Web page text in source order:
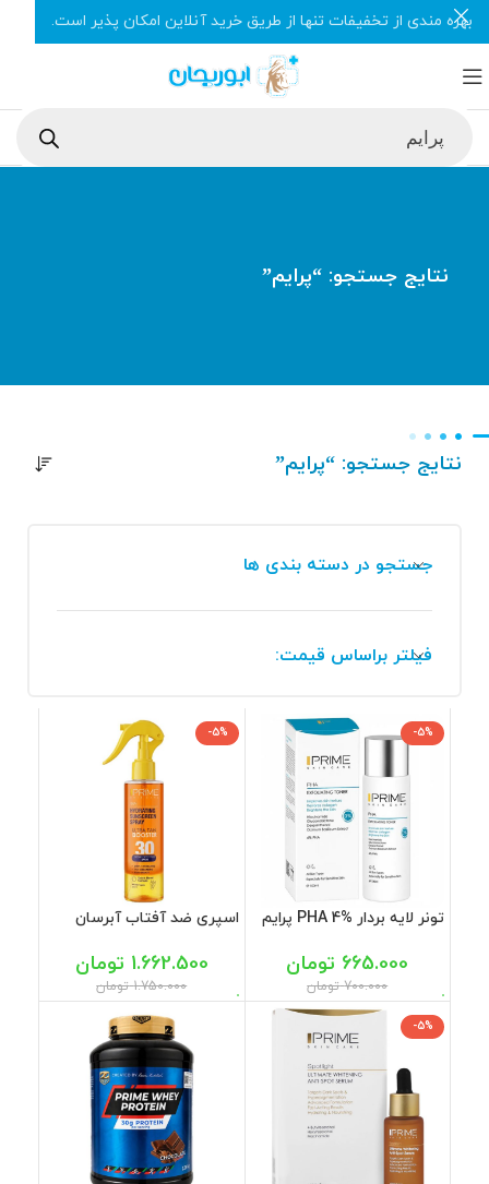
نتایج جستجو: “پرایم”
نتایج جستجو: “پرایم”
جستجو در دسته بندی ها
فیلتر براساس قیمت:
-5%
تونر لایه بردار %4 PHA پرایم
700.000 تومان
665.000 تومان
-5%
اسپری ضد آفتاب آبرسان
1.750.000 تومان
1.662.500 تومان
-5%
بهره مندی از تخفیفات تنها از طریق خرید آنلاین امکان پذیر است.